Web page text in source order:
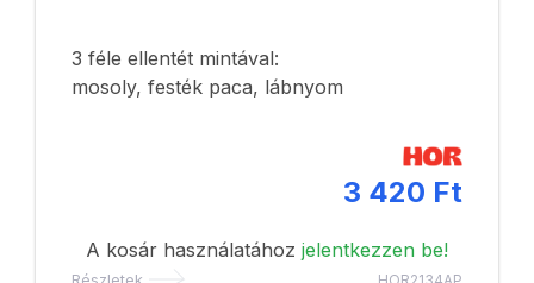
3 féle ellentét mintával:
mosoly, festék paca, lábnyom
3 420 Ft
A kosár használatához jelentkezzen be!